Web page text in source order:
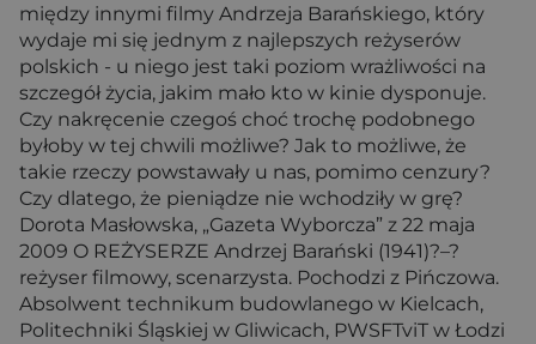
między innymi filmy Andrzeja Barańskiego, który
wydaje mi się jednym z najlepszych reżyserów
polskich - u niego jest taki poziom wrażliwości na
szczegół życia, jakim mało kto w kinie dysponuje.
Czy nakręcenie czegoś choć trochę podobnego
byłoby w tej chwili możliwe? Jak to możliwe, że
takie rzeczy powstawały u nas, pomimo cenzury?
Czy dlatego, że pieniądze nie wchodziły w grę?
Dorota Masłowska, „Gazeta Wyborcza” z 22 maja
2009 O REŻYSERZE Andrzej Barański (1941)?–?
reżyser filmowy, scenarzysta. Pochodzi z Pińczowa.
Absolwent technikum budowlanego w Kielcach,
Politechniki Śląskiej w Gliwicach, PWSFTviT w Łodzi